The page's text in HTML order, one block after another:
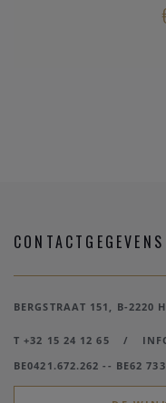
CONTACTGEGEVENS
BERGSTRAAT 151, B-2220
T +32 15 24 12 65 /
BE0421.672.262 -- BE62